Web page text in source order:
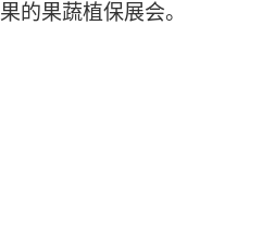
的果蔬植保展会。